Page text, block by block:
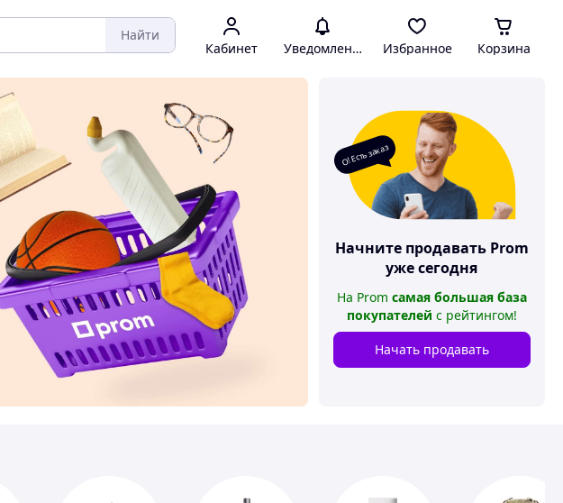
Найти
Кабинет Уведомления Избранное Корзина
О! Есть заказ
Начните продавать Prom
уже сегодня
На Prom самая большая база
покупателей с рейтингом!
Начать продавать